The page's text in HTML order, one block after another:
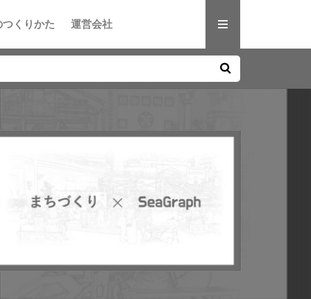
くりかた 運営会社